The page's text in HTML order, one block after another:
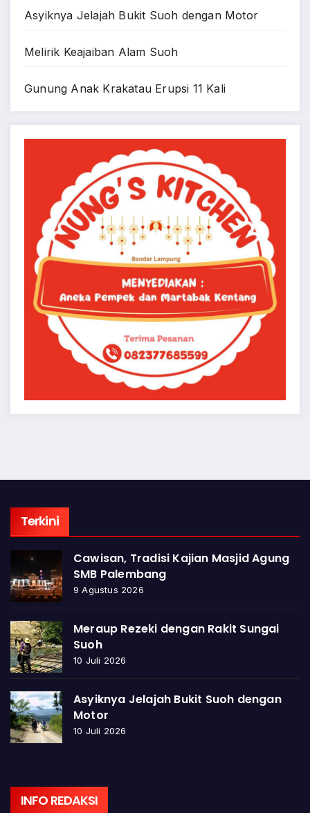
Asyiknya Jelajah Bukit Suoh dengan Motor
Melirik Keajaiban Alam Suoh
Gunung Anak Krakatau Erupsi 11 Kali
Terkini
Cawisan, Tradisi Kajian Masjid Agung
SMB Palembang
9 Agustus 2026
Meraup Rezeki dengan Rakit Sungai
Suoh
10 Juli 2026
Asyiknya Jelajah Bukit Suoh dengan
Motor
10 Juli 2026
INFO REDAKSI